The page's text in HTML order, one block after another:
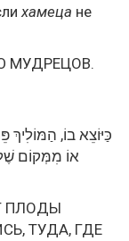
хамеца не
МУДРЕЦОВ.
כַּיּוֹצֵא בוֹ,
אוֹ מִמְּקוֹם
ПЛОДЫ
ТУДА, ГДЕ